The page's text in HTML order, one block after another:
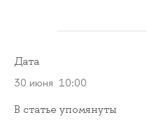
Дата
30 июня 10:00
В статье упомянуты